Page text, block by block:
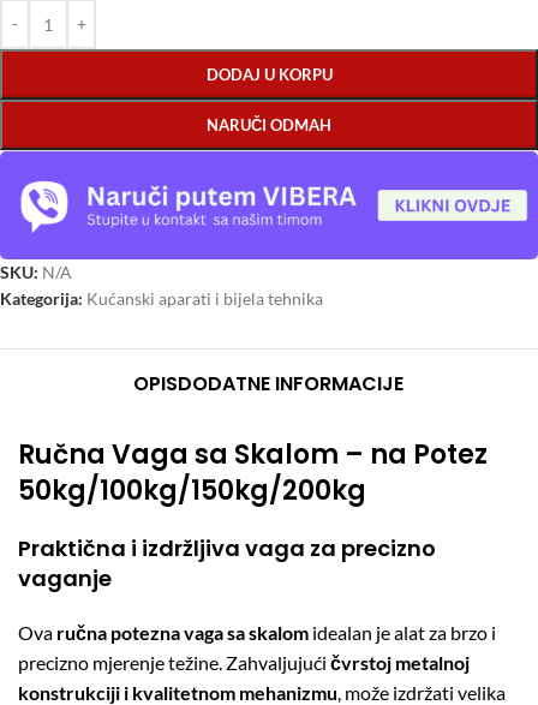
DODAJ U KORPU
NARUČI ODMAH
SKU: N/A
Kategorija: Kućanski aparati i bijela tehnika
OPISDODATNE INFORMACIJE
Ručna Vaga sa Skalom – na Potez
50kg/100kg/150kg/200kg
Praktična i izdržljiva vaga za precizno
vaganje
Ova ručna potezna vaga sa skalom idealan je alat za brzo i
precizno mjerenje težine. Zahvaljujući čvrstoj metalnoj
konstrukciji i kvalitetnom mehanizmu, može izdržati velika